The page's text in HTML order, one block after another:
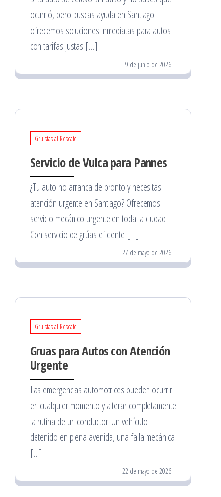
ocurrió, pero buscas ayuda en Santiago
ofrecemos soluciones inmediatas para autos
con tarifas justas […]
9 de junio de 2026
Gruistas al Rescate
Servicio de Vulca para Pannes
¿Tu auto no arranca de pronto y necesitas
atención urgente en Santiago? Ofrecemos
servicio mecánico urgente en toda la ciudad
Con servicio de grúas eficiente […]
27 de mayo de 2026
Gruistas al Rescate
Gruas para Autos con Atención
Urgente
Las emergencias automotrices pueden ocurrir
en cualquier momento y alterar completamente
la rutina de un conductor. Un vehículo
detenido en plena avenida, una falla mecánica
[…]
22 de mayo de 2026